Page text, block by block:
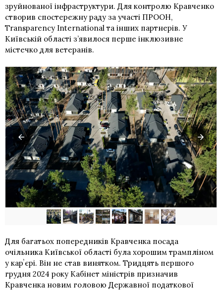
зруйнованої інфраструктури. Для контролю Кравченко
створив спостережну раду за участі ПРООН,
Transparency International та інших партнерів. У
Київській області з’явилося перше інклюзивне
містечко для ветеранів.
Для багатьох попередників Кравченка посада
очільника Київської області була хорошим трампліном
у карʼєрі. Він не став винятком. Тридцять першого
грудня 2024 року Кабінет міністрів призначив
Кравченка новим головою Державної податкової